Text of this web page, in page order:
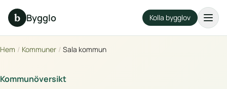
b Bygglo Kolla bygglov
Hem / Kommuner / Sala kommun
Kommunöversikt